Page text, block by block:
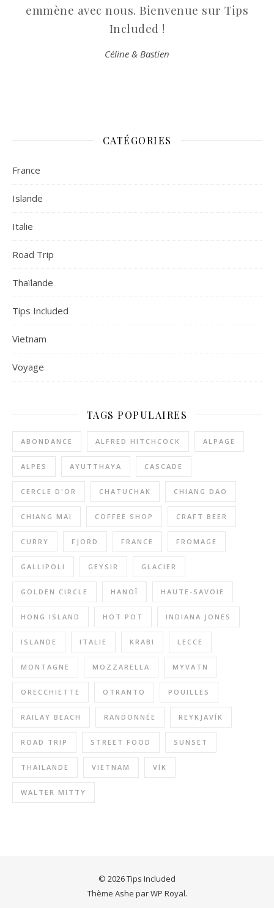
emmène avec nous. Bienvenue sur Tips
Included !
Céline & Bastien
CATÉGORIES
France
Islande
Italie
Road Trip
Thaïlande
Tips Included
Vietnam
Voyage
TAGS POPULAIRES
ABONDANCE ALFRED HITCHCOCK ALPAGE
ALPES AYUTTHAYA CASCADE
CERCLE D'OR CHATUCHAK CHIANG DAO
CHIANG MAI COFFEE SHOP CRAFT BEER
CURRY FJORD FRANCE FROMAGE
GALLIPOLI GEYSIR GLACIER
GOLDEN CIRCLE HANOÏ HAUTE-SAVOIE
HONG ISLAND HOT POT INDIANA JONES
ISLANDE ITALIE KRABI LECCE
MONTAGNE MOZZARELLA MYVATN
ORECCHIETTE OTRANTO POUILLES
RAILAY BEACH RANDONNÉE REYKJAVÍK
ROAD TRIP STREET FOOD SUNSET
THAÏLANDE VIETNAM VÍK
WALTER MITTY
© 2026 Tips Included
Thème Ashe parWP Royal.